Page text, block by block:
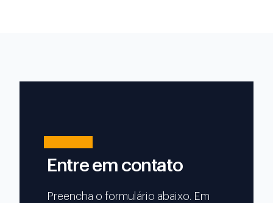
Entre em contato
Preencha o formulário abaixo. Em